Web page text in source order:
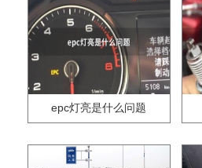
epc灯亮是什么问题